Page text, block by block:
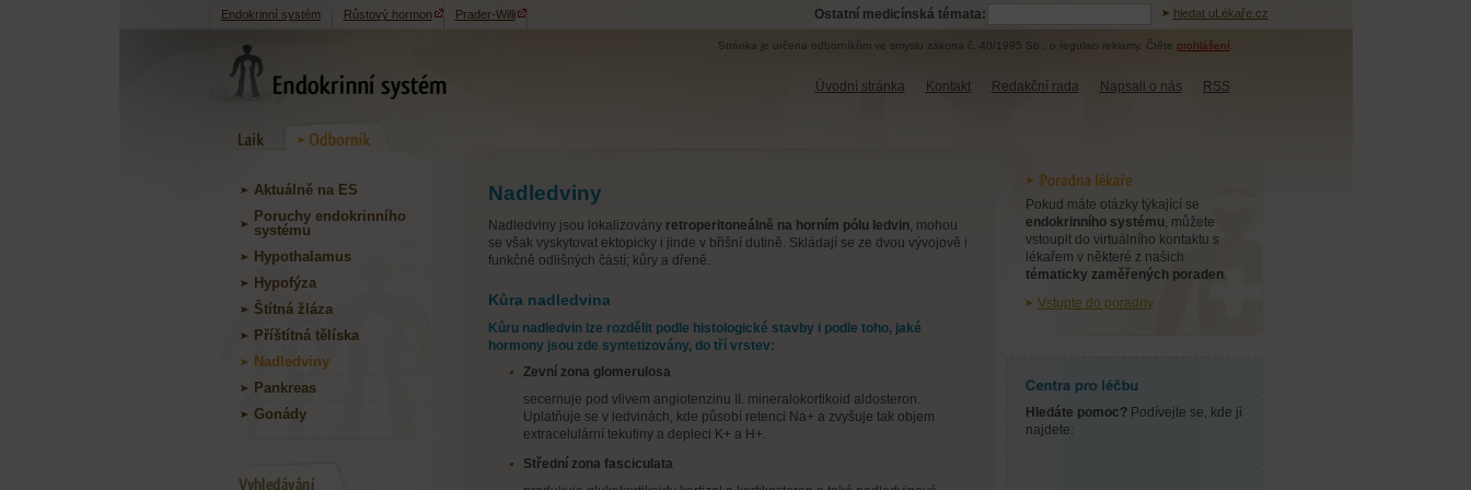
Endokrinní systém Růstový hormon Prader-Willi Ostatní medicínská témata: hledat uLékaře.cz
Úvodní stránka Kontakt Redakční rada Napsali o nás RSS
Stránka je určena odborníkům ve smyslu zákona č. 40/1995 Sb., o regulaci reklamy. Čtěte prohlášení.
Aktuálně na ES
Poruchy endokrinního
systému
Hypothalamus
Hypofýza
Štítná žláza
Příštítná tělíska
Nadledviny
Pankreas
Gonády
Nadledviny
Nadledviny jsou lokalizovány retroperitoneálně na horním pólu ledvin, mohou
se však vyskytovat ektopicky i jinde v břišní dutině. Skládají se ze dvou vývojově i
funkčně odlišných částí; kůry a dřeně.
Kůra nadledvina
Kůru nadledvin lze rozdělit podle histologické stavby i podle toho, jaké
hormony jsou zde syntetizovány, do tří vrstev:
Zevní zona glomerulosa
secernuje pod vlivem angiotenzinu II. mineralokortikoid aldosteron.
Uplatňuje se v ledvinách, kde působí retenci Na+ a zvyšuje tak objem
extracelulární tekutiny a depleci K+ a H+.
Střední zona fasciculata
Pokud máte otázky týkající se
endokrinního systému, můžete
vstoupit do virtuálního kontaktu s
lékařem v některé z našich
tématicky zaměřených poraden.
Vstupte do poradny
Hledáte pomoc?Podívejte se, kde ji
najdete: